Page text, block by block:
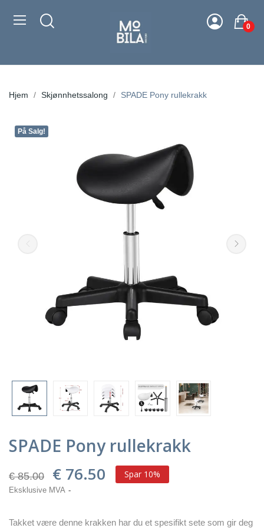
0
Hjem Skjønnhetssalong SPADE Pony rullekrakk
På Salg!
SPADE Pony rullekrakk
€ 85.00 € 76.50 Spar 10%
Eksklusive MVA
Takket være denne krakken har du et spesifikt sete som gir deg